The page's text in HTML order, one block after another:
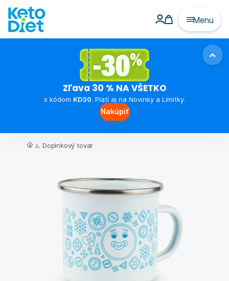
Menu
Zľava 30 % NA VŠETKO
s kódom KD30. Platí aj na Novinky a Limitky.
Nakúpiť
... Doplnkový tovar